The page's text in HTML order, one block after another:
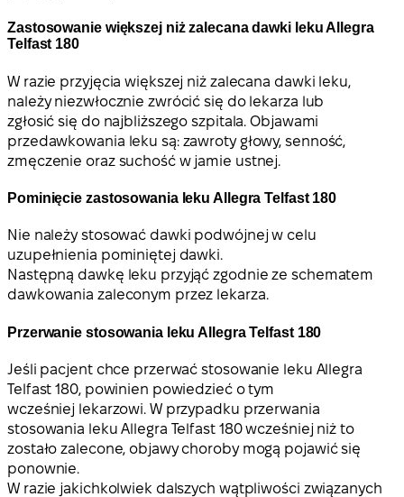
Zastosowanie większej niż zalecana dawki leku Allegra
Telfast 180
W razie przyjęcia większej niż zalecana dawki leku,
należy niezwłocznie zwrócić się do lekarza lub
zgłosić się do najbliższego szpitala. Objawami
przedawkowania leku są: zawroty głowy, senność,
zmęczenie oraz suchość w jamie ustnej.
Pominięcie zastosowania leku Allegra Telfast 180
Nie należy stosować dawki podwójnej w celu
uzupełnienia pominiętej dawki.
Następną dawkę leku przyjąć zgodnie ze schematem
dawkowania zaleconym przez lekarza.
Przerwanie stosowania leku Allegra Telfast 180
Jeśli pacjent chce przerwać stosowanie leku Allegra
Telfast 180, powinien powiedzieć o tym
wcześniej lekarzowi. W przypadku przerwania
stosowania leku Allegra Telfast 180 wcześniej niż to
zostało zalecone, objawy choroby mogą pojawić się
ponownie.
W razie jakichkolwiek dalszych wątpliwości związanych